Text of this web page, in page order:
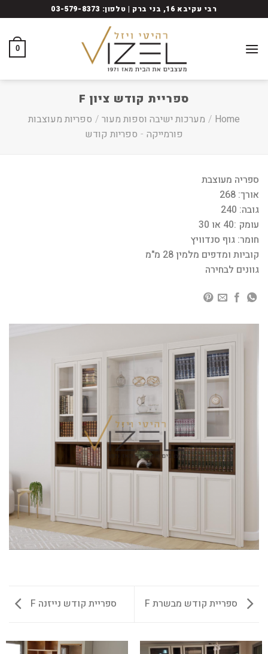
to
רבי עקיבא 16, בני ברק | טלפון: 03-579-8373
0
ספריית קודש ציון F
Home
/ מערכות ישיבה וספות מעור / ספריות מעוצבות
פורמייקה - ספריות קודש
ספריה מעוצבת
אורך: 268
גובה: 240
עומק :40 או 30
חומר: גוף סנדוויץ
קוביות ומדפים מלמין 28 מ"מ
גוונים לבחירה
ספריית קודש מבשרת F ספריית קודש נייזנה F